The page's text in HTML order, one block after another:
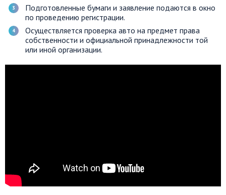
Подготовленные бумаги и заявление подаются в окно
по проведению регистрации.
Осуществляется проверка авто на предмет права
собственности и официальной принадлежности той
или иной организации.